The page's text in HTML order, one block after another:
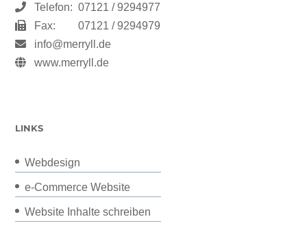
Telefon: 07121 / 9294977
Fax:
07121 / 9294979
info@merryll.de
www.merryll.de
LINKS
Webdesign
e-Commerce Website
Website Inhalte schreiben